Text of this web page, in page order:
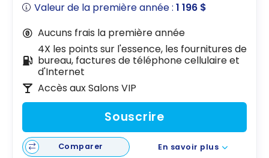
Valeur de la première année :1 196 $
Aucuns frais la première année
4X les points sur l'essence, les fournitures de
bureau, factures de téléphone cellulaire et
d'Internet
Accès aux Salons VIP
Souscrire
Comparer En savoir plus